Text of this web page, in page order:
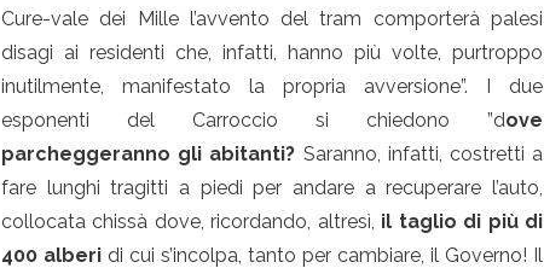
Cure-vale dei Mille l’avvento del tram comporterà palesi
disagi ai residenti che, infatti, hanno più volte, purtroppo
inutilmente, manifestato la propria avversione”. I due
esponenti del Carroccio si chiedono ”dove
parcheggeranno gli abitanti? Saranno, infatti, costretti a
fare lunghi tragitti a piedi per andare a recuperare l’auto,
collocata chissà dove, ricordando, altresì, il taglio di più di
400 alberi di cui s’incolpa, tanto per cambiare, il Governo! Il